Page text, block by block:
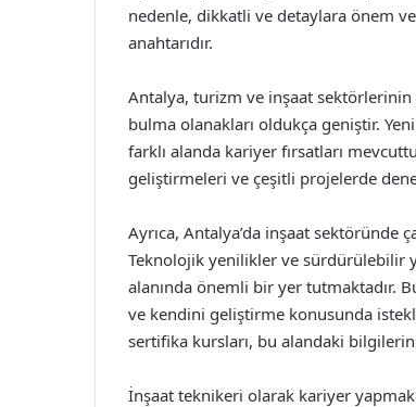
nedenle, dikkatli ve detaylara önem
anahtarıdır.
Antalya, turizm ve inşaat
bulma olanakları oldukça geniştir.
farklı alanda kariyer fırsatları
geliştirmeleri ve çeşitli projelerde
Ayrıca, Antalya’da inşaat sektöründe
Teknolojik yenilikler ve sürdürülebilir
alanında önemli bir yer tutmaktadır.
ve kendini geliştirme konusunda
sertifika kursları, bu alandaki
İnşaat teknikeri olarak kariyer